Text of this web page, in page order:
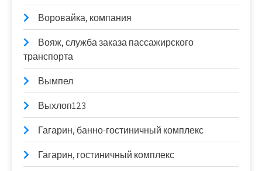
Воровайка, компания
Вояж, служба заказа пассажирского
транспорта
Вымпел
Выхлоп123
Гагарин, банно-гостиничный комплекс
Гагарин, гостиничный комплекс